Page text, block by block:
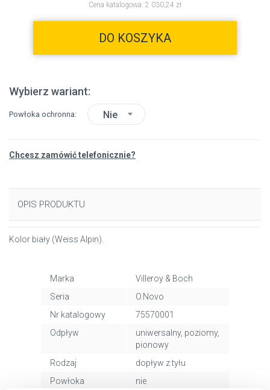
Cena katalogowa: 2 030,24 zł
DO KOSZYKA
Wybierz wariant:
Powłoka ochronna Nie
Chcesz zamówić telefonicznie?
OPIS PRODUKTU
Kolor biały (Weiss Alpin).
Marka
Villeroy & Boch
Seria
O.Novo
Nr katalogowy
75570001
Odpływ
uniwersalny, poziomy,
pionowy
Rodzaj
dopływ z tyłu
Powłoka
nie